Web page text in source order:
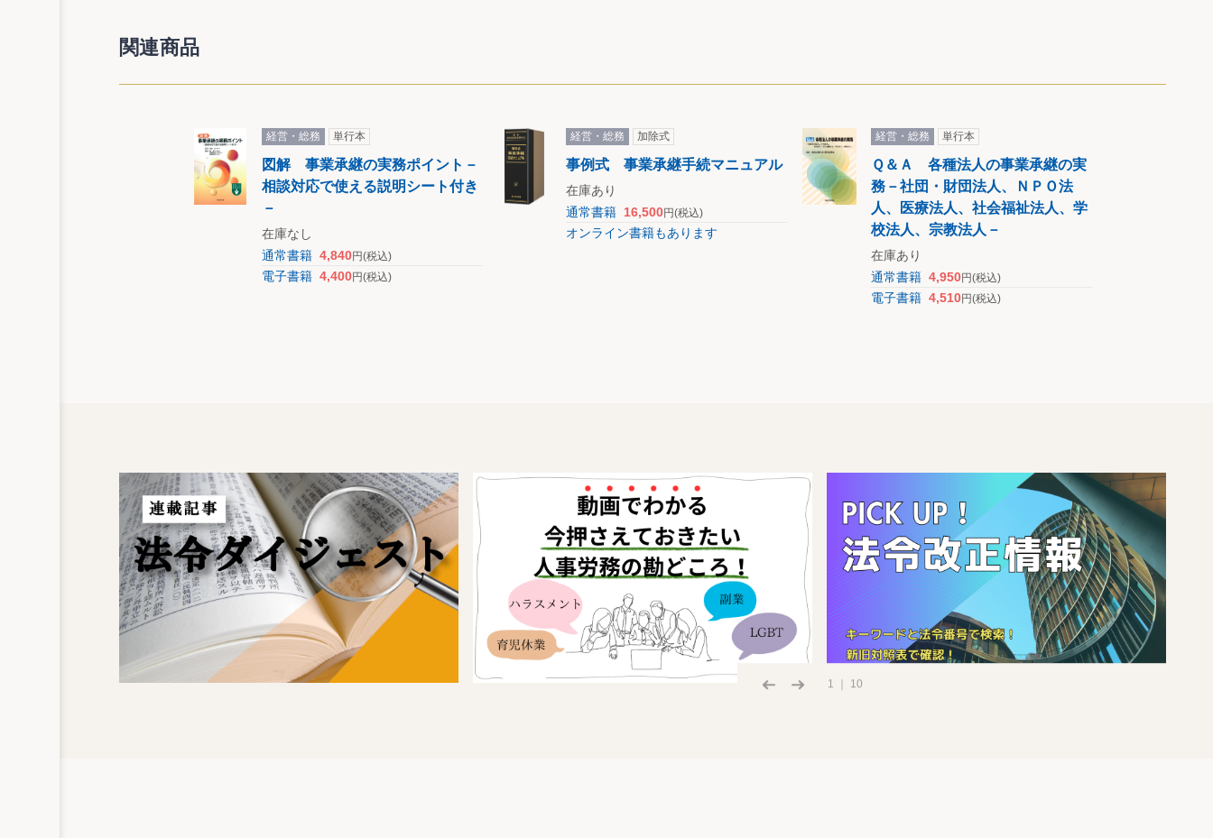
関連商品
経営・総務 単行本
図解 事業承継の実務ポイント－
相談対応で使える説明シート付き
－
在庫なし
通常書籍 4,840円(税込)
電子書籍 4,400円(税込)
経営・総務 加除式
事例式 事業承継手続マニュアル
在庫あり
通常書籍 16,500円(税込)
オンライン書籍もあります
経営・総務 単行本
Ｑ＆Ａ 各種法人の事業承継の実
務－社団・財団法人、ＮＰＯ法
人、医療法人、社会福祉法人、学
校法人、宗教法人－
在庫あり
通常書籍 4,950円(税込)
電子書籍 4,510円(税込)
1 ｜ 10